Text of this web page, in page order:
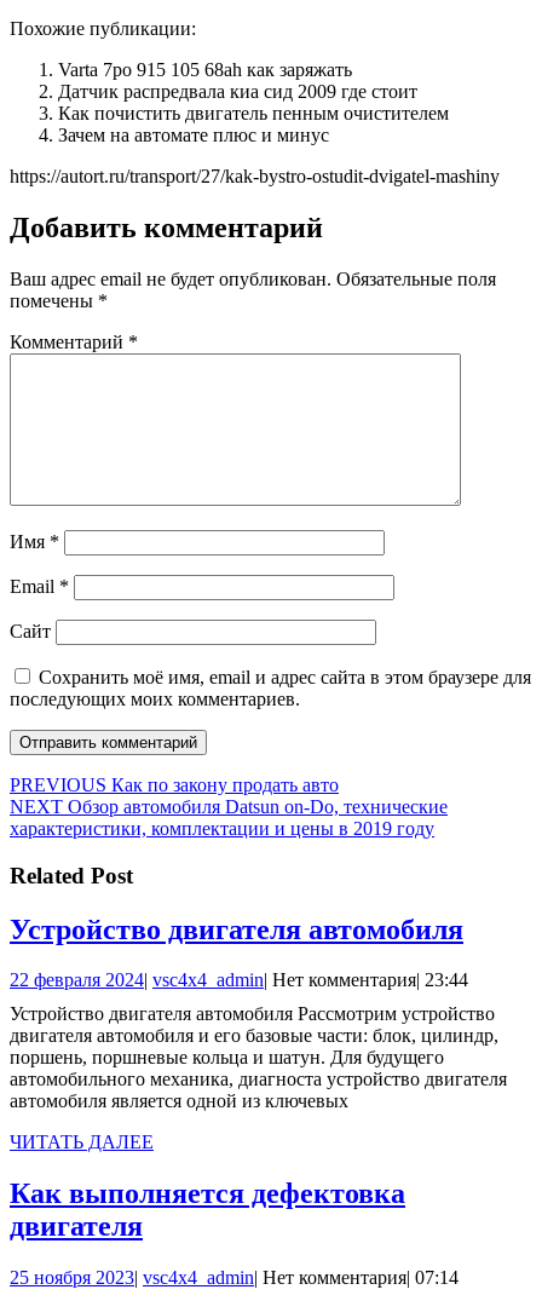
Похожие публикации:
Varta 7po 915 105 68ah как заряжать
Датчик распредвала киа сид 2009 где стоит
Как почистить двигатель пенным очистителем
Зачем на автомате плюс и минус
https://autort.ru/transport/27/kak-bystro-ostudit-dvigatel-mashiny
Добавить комментарий
Ваш адрес email не будет опубликован. Обязательные поля
помечены *
Комментарий *
Имя *
Email *
Сайт
Сохранить моё имя, email и адрес сайта в этом браузере для
последующих моих комментариев.
Навигация
по
PREVIOUS Предыдущая
запись:
Как по закону продать авто
NEXT Следующая
запись:
Обзор автомобиля Datsun on-Do, технические
характеристики, комплектации и цены в 2019 году
Related Post
Устройство двигателя автомобиля
22 февраля 202422
2024
vsc4x4_adminvsc4x4_admin
Нет комментария 23:44
Устройство двигателя автомобиля Рассмотрим устройство
двигателя автомобиля и его базовые части: блок, цилиндр,
поршень, поршневые кольца и шатун. Для будущего
автомобильного механика, диагноста устройство двигателя
автомобиля является одной из ключевых
ЧИТАТЬ ДАЛЕЕ
Как выполняется дефектовка
двигателяКак
дефектовка
25 ноября 202325
| vsc4x4_adminvsc4x4_admin
| Нет комментария| 07:14